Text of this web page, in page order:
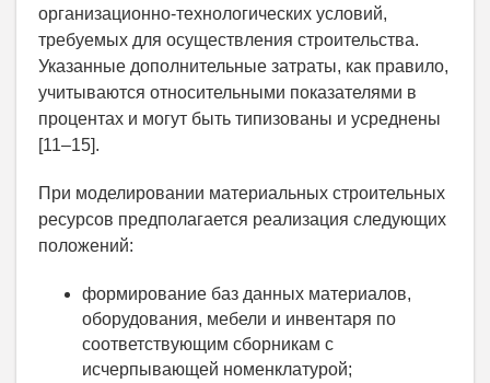
организационно-технологических условий,
требуемых для осуществления строительства.
Указанные дополнительные затраты, как правило,
учитываются относительными показателями в
процентах и могут быть типизованы и усреднены
[11–15].
При моделировании материальных строительных
ресурсов предполагается реализация следующих
положений:
формирование баз данных материалов,
оборудования, мебели и инвентаря по
соответствующим сборникам с
исчерпывающей номенклатурой;